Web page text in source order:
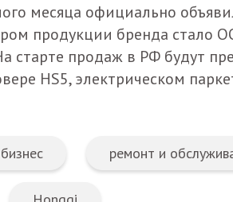
месяца официально
продукции бренда стало
старте продаж в РФ будут
HS5, электрическом
бизнес ремонт и